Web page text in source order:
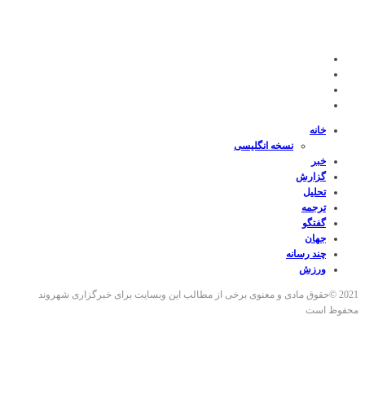
خانه
نسخه انگلیسی
خبر
گزارش
تحلیل
ترجمه
گفتگو
جهان
چند رسانه
ورزش
2021 ©حقوق مادی و معنوی برخی از مطالب این وبسایت برای خبرگزاری شهروند
محفوظ است